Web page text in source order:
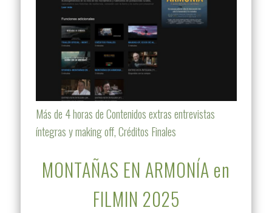
Más de 4 horas de Contenidos extras entrevistas
íntegras y making off, Créditos Finales
MONTAÑAS EN ARMONÍA en
FILMIN 2025